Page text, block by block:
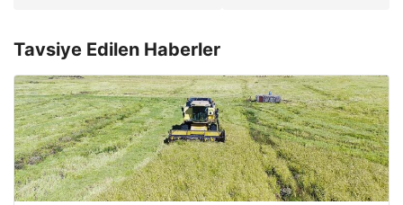
Tavsiye Edilen Haberler